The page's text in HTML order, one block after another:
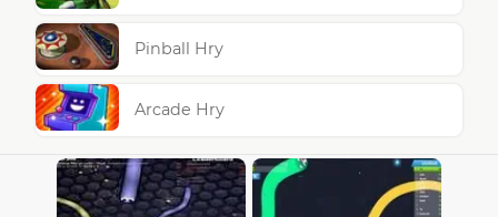
Pinball Hry
Arcade Hry